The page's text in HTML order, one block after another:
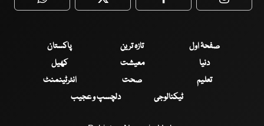
WhatsApp Twitter Facebook
صفحۂ اول تازہ ترین
پاکستان
دنیا
معیشت
کھیل
تعلیم
صحت
انٹرٹینمنٹ
ٹیکنالوجی
دلچسپ و عجیب